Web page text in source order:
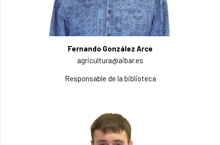
Fernando González Arce
agricultura@aibar.es
Responsable de la biblioteca